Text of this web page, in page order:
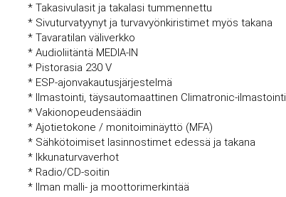
* Takasivulasit ja takalasi tummennettu
* Sivuturvatyynyt ja turvavyönkiristimet myös takana
* Tavaratilan väliverkko
* Audioliitäntä MEDIA-IN
* Pistorasia 230 V
* ESP-ajonvakautusjärjestelmä
* Ilmastointi, täysautomaattinen Climatronic-ilmastointi
* Vakionopeudensäädin
* Ajotietokone / monitoiminäyttö (MFA)
* Sähkötoimiset lasinnostimet edessä ja takana
* Ikkunaturvaverhot
* Radio/CD-soitin
* Ilman malli- ja moottorimerkintää